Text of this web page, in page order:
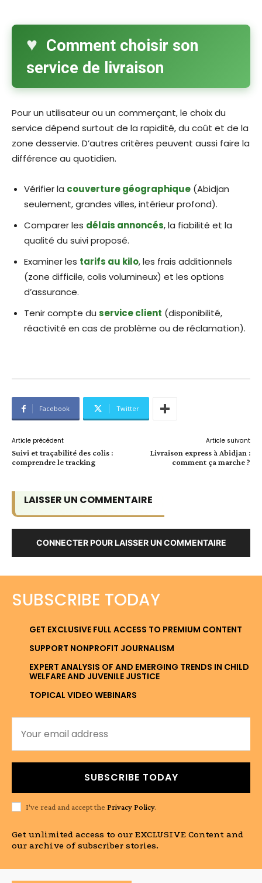
Comment choisir son
service de livraison
Pour un utilisateur ou un commerçant, le choix du
service dépend surtout de la rapidité, du coût et de la
zone desservie. D’autres critères peuvent aussi faire la
différence au quotidien.​
Vérifier la couverture géographique (Abidjan
seulement, grandes villes, intérieur profond).​
Comparer les délais annoncés, la fiabilité et la
qualité du suivi proposé.​
Examiner les tarifs au kilo, les frais additionnels
(zone difficile, colis volumineux) et les options
d’assurance.​
Tenir compte du service client (disponibilité,
réactivité en cas de problème ou de réclamation).​
Facebook Twitter
Article précédent
Suivi et traçabilité des colis :
comprendre le tracking
Article suivant
Livraison express à Abidjan :
comment ça marche ?
LAISSER UN COMMENTAIRE
CONNECTER POUR LAISSER UN COMMENTAIRE
SUBSCRIBE TODAY
GET EXCLUSIVE FULL ACCESS TO PREMIUM CONTENT
SUPPORT NONPROFIT JOURNALISM
EXPERT ANALYSIS OF AND EMERGING TRENDS IN CHILD
WELFARE AND JUVENILE JUSTICE
TOPICAL VIDEO WEBINARS
SUBSCRIBE TODAY
I've read and accept the Privacy Policy.
Get unlimited access to our EXCLUSIVE Content and
our archive of subscriber stories.